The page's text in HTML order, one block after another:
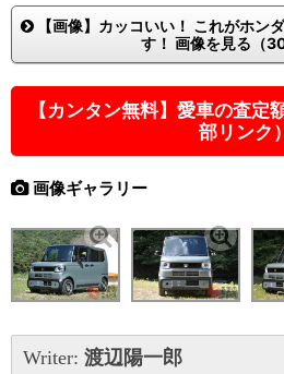
【画像】カッコいい！ これがホン
す！ 画像を見る（
【カンタン無料】愛車の査定
部リンク）
画像ギャラリー
Writer: 渡辺陽一郎